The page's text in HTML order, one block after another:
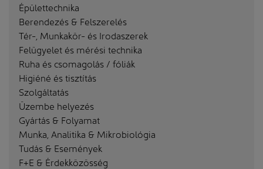
Épülettechnika
Berendezés & Felszerelés
Tér-, Munkakör- és Irodaszerek
Felügyelet és mérési technika
Ruha és csomagolás / fóliák
Higiéné és tisztítás
Szolgáltatás
Üzembe helyezés
Gyártás & Folyamat
Munka, Analitika & Mikrobiológia
Tudás & Események
F+E & Érdekközösség